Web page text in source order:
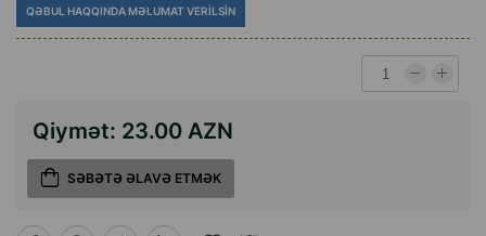
QƏBUL HAQQINDA MƏLUMAT VERILSIN
Qiymət: 23.00 AZN
SƏBƏTƏ ƏLAVƏ ETMƏK